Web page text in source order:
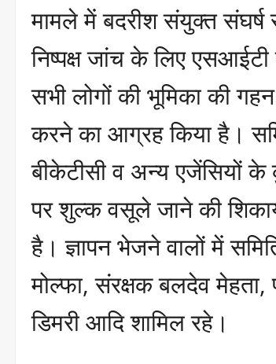
मामले में बदरीश संयुक्त संघर्ष
निष्पक्ष जांच के लिए
सभी लोगों की भूमिका की
करने का आग्रह किया है।
बीकेटीसी व अन्य एजेंसियों
पर शुल्क वसूले जाने की
है। ज्ञापन भेजने वालों में
मोल्फा, संरक्षक बलदेव मेहता,
डिमरी आदि शामिल रहे।